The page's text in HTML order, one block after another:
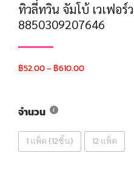
ทิวลี่ทวิน จัมโบ้ เวเฟอ
8850309207646
฿52.00–฿610.00
จำนวน
1 แพ็ค (12ชิ้น) 12 แพ็ค